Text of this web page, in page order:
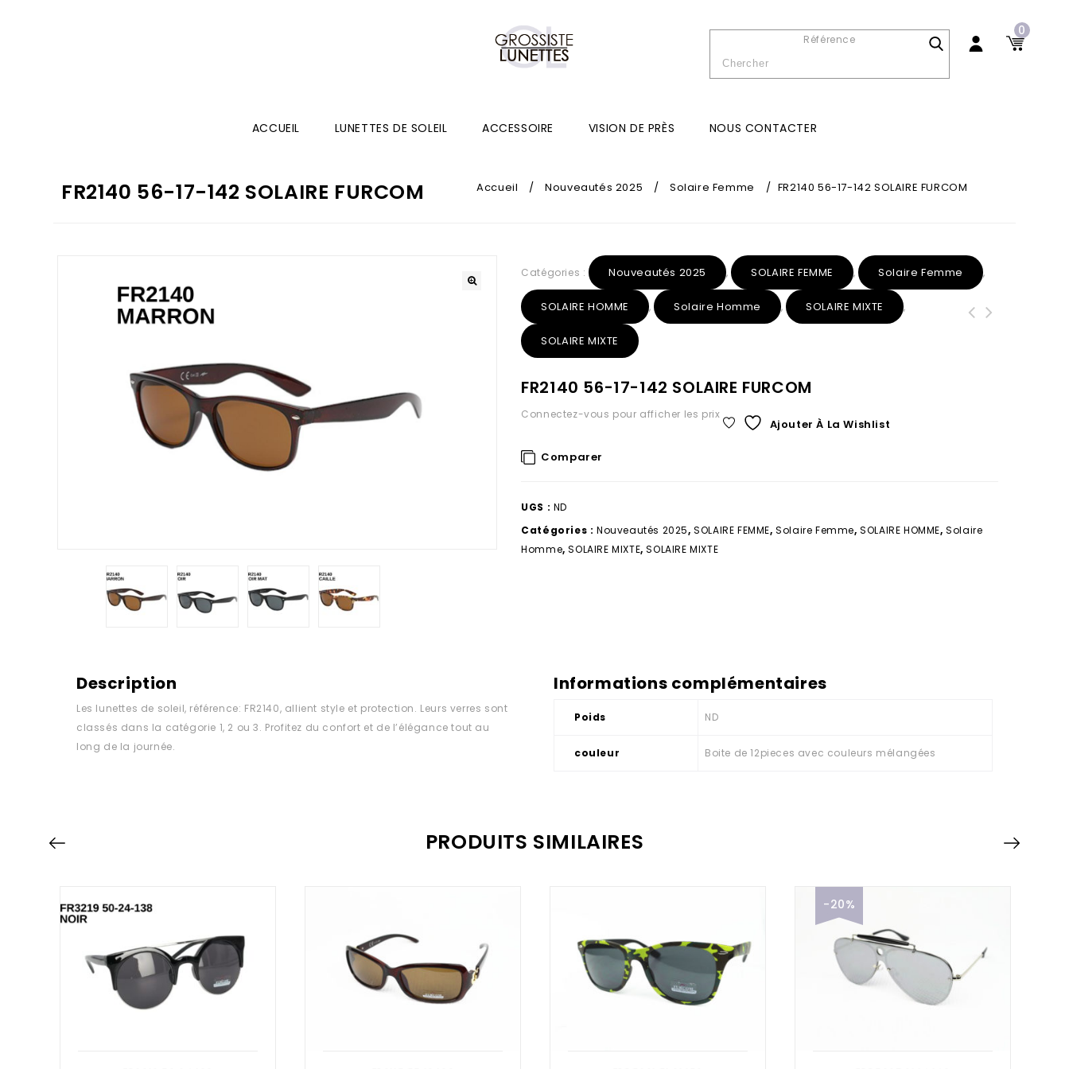
0
Référence
ACCUEIL LUNETTES DE SOLEIL ACCESSOIRE VISION DE PRÈS NOUS CONTACTER
FR2140 56-17-142 SOLAIRE FURCOM Accueil / Nouveautés 2025 / Solaire Femme / FR2140 56-17-142 SOLAIRE FURCOM
Catégories : Nouveautés 2025 , SOLAIRE FEMME , Solaire Femme ,
SOLAIRE HOMME , Solaire Homme , SOLAIRE MIXTE ,
SOLAIRE MIXTE
FR2140 56-17-142 SOLAIRE FURCOM
Connectez-vous pour afficher les prix
Ajouter À La Wishlist
Comparer
UGS : ND
Catégories : Nouveautés 2025,SOLAIRE FEMME,Solaire Femme,SOLAIRE HOMME,Solaire
Homme,SOLAIRE MIXTE,SOLAIRE MIXTE
Description
Les lunettes de soleil, référence: FR2140, allient style et protection. Leurs verres sont
classés dans la catégorie 1, 2 ou 3. Profitez du confort et de l’élégance tout au
long de la journée.
Informations complémentaires
Poids ND
couleur Boite de 12pieces avec couleurs mélangées
PRODUITS SIMILAIRES
-20%